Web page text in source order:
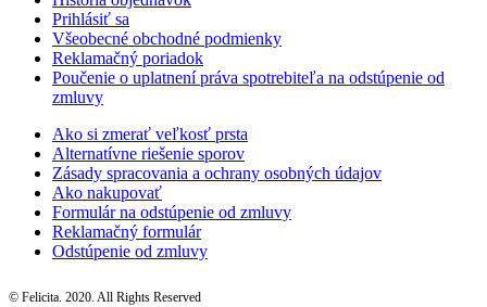
Prihlásiť sa
Všeobecné obchodné podmienky
Reklamačný poriadok
Poučenie o uplatnení práva spotrebiteľa na odstúpenie od
zmluvy
Ako si zmerať veľkosť prsta
Alternatívne riešenie sporov
Zásady spracovania a ochrany osobných údajov
Ako nakupovať
Formulár na odstúpenie od zmluvy
Reklamačný formulár
Odstúpenie od zmluvy
© Felicita. 2020. All Rights Reserved